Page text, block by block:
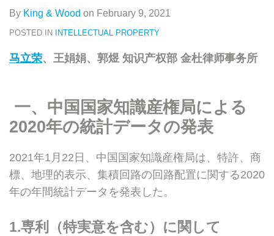
By King & Wood on February 9, 2021
POSTED IN INTELLECTUAL PROPERTY
马立荣、王娟娟、郭煜 知识产权部 金杜律师事务所
一、中国国家知識産権局による
2020年の統計データの発表
2021年1月22日、中国国家知識産権局は、特許、商
標、地理的表示、集積回路の回路配置に関する2020
年の年間統計データを発表した。
1.専利（特実意を含む）に関して